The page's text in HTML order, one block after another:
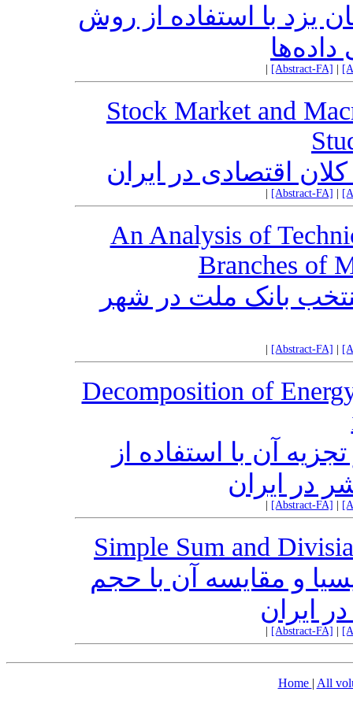
یزد با استفاده از روش
[Abstract-FA]
Stock Market and
اقتصادی در ایران
[Abstract-FA]
An Analysis of
Branches of
بانک ملت در شهر
[Abstract-FA]
Decomposition of
آن با استفاده از
در ایران
[Abstract-FA]
Simple Sum and
و مقایسه آن با حجم
ایران
[Abstract-FA]
Home | All